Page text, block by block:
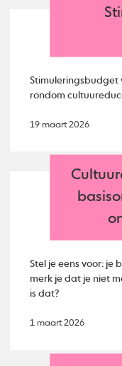
Stimuleringsbudget
rondom
19 maart 2026
Stel je eens voor: je
merk je dat je niet
is dat?
1 maart 2026